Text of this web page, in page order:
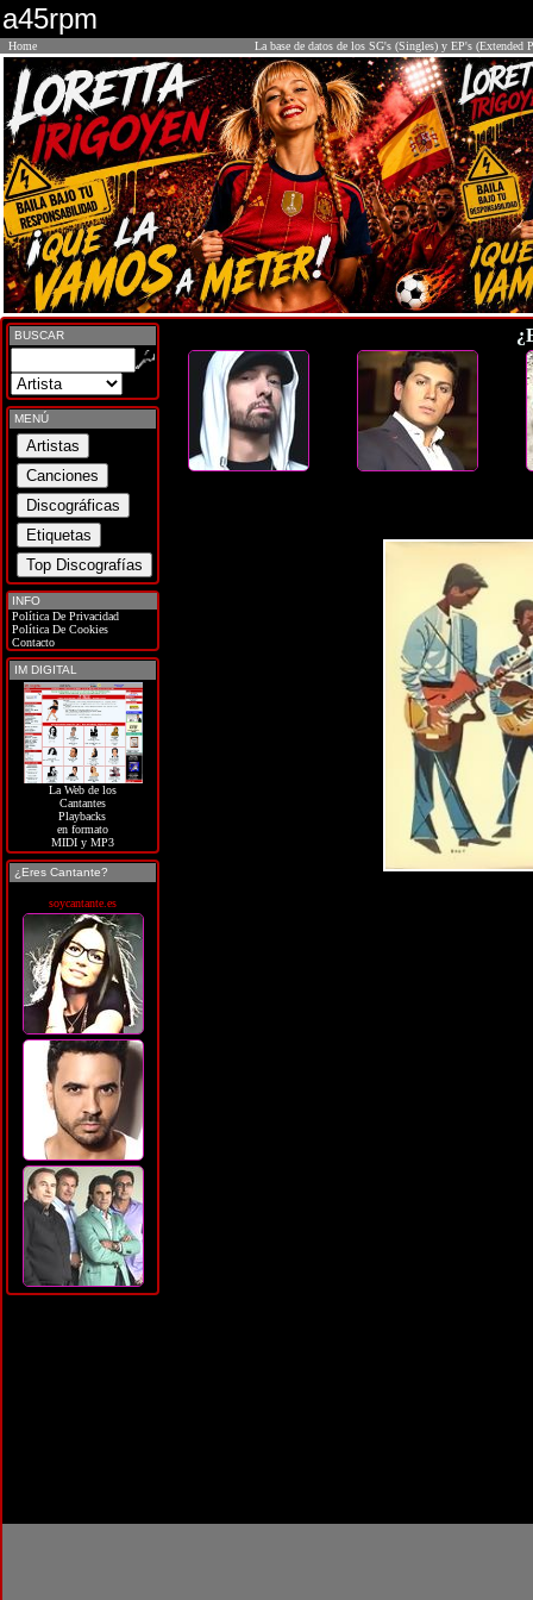
a45rpm
Home La base de datos de los SG's (Singles) y EP's (Extended
BUSCAR
MENÚ
INFO
Política De Privacidad
Política De Cookies
Contacto
IM DIGITAL
La Web de los
Cantantes
Playbacks
en formato
MIDI y MP3
¿Eres Cantante?
soycantante.es